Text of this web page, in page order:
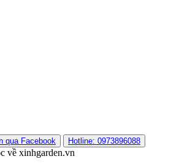
qua Facebook Hotline: 0973896088
về xinhgarden.vn